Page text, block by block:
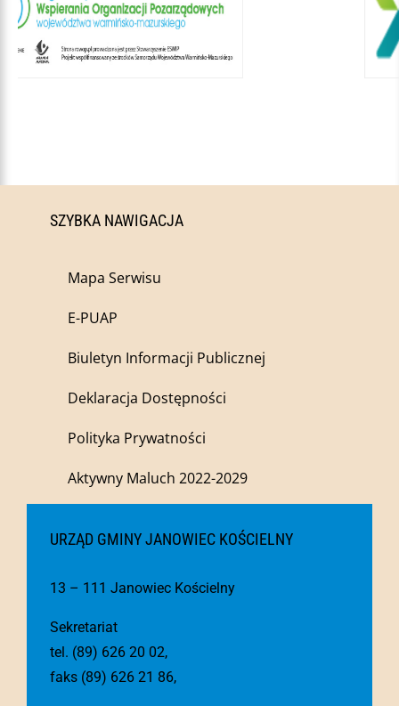
SZYBKA NAWIGACJA
Mapa Serwisu
E-PUAP
Biuletyn Informacji Publicznej
Deklaracja Dostępności
Polityka Prywatności
Aktywny Maluch 2022-2029
URZĄD GMINY JANOWIEC KOŚCIELNY
13 – 111 Janowiec Kościelny
Sekretariat
tel. (89) 626 20 02,
faks (89) 626 21 86,